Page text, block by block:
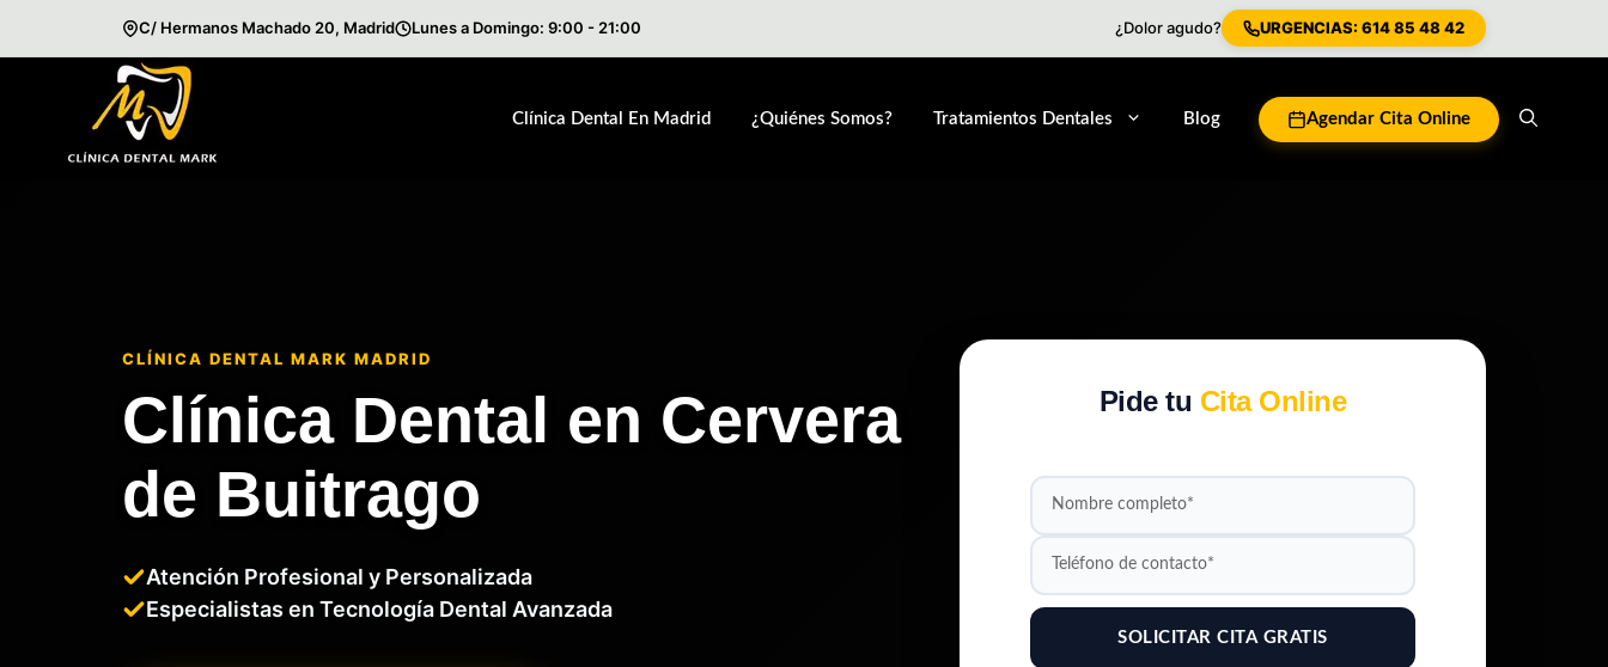
C/ Hermanos Machado 20, Madrid Lunes a Domingo: 9:00 - 21:00 ¿Dolor agudo? URGENCIAS: 614 85 48 42
contenido
Clínica Dental En Madrid ¿Quiénes Somos? Tratamientos Dentales Blog Agendar Cita Online
CLÍNICA DENTAL MARK MADRID
Clínica Dental en Cervera
de Buitrago
Atención Profesional y Personalizada
Especialistas en Tecnología Dental Avanzada
Pide tu Cita Online